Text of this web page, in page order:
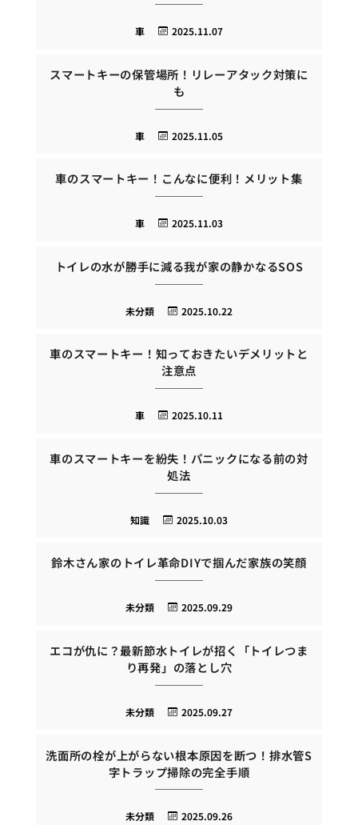
2025.11.07
車
スマートキーの保管場所！リレーアタック対策に
も
2025.11.05
車
車のスマートキー！こんなに便利！メリット集
2025.11.03
車
トイレの水が勝手に減る我が家の静かなるSOS
2025.10.22
未分類
車のスマートキー！知っておきたいデメリットと
注意点
2025.10.11
車
車のスマートキーを紛失！パニックになる前の対
処法
2025.10.03
知識
鈴木さん家のトイレ革命DIYで掴んだ家族の笑顔
2025.09.29
未分類
エコが仇に？最新節水トイレが招く「トイレつま
り再発」の落とし穴
2025.09.27
未分類
洗面所の栓が上がらない根本原因を断つ！排水管S
字トラップ掃除の完全手順
2025.09.26
未分類